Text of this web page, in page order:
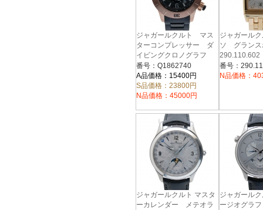
ジャガールクルト マス
ターコンプレッサー ダ
イビングクロノグラフ
Q1862740
番号：Q1862740
A品価格：15400円
S品価格：23800円
N品価格：45000円
ジャガール
ソ グラン
バー
番号：
N品価格：
ジャガールクルト マスタ
ーカレンダー メテオラ
ジャガール
ージオグラ